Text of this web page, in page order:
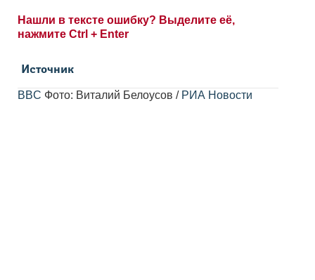
Нашли в тексте ошибку? Выделите её,
нажмите Ctrl + Enter
Источник
BBC Фото: Виталий Белоусов / РИА Новости